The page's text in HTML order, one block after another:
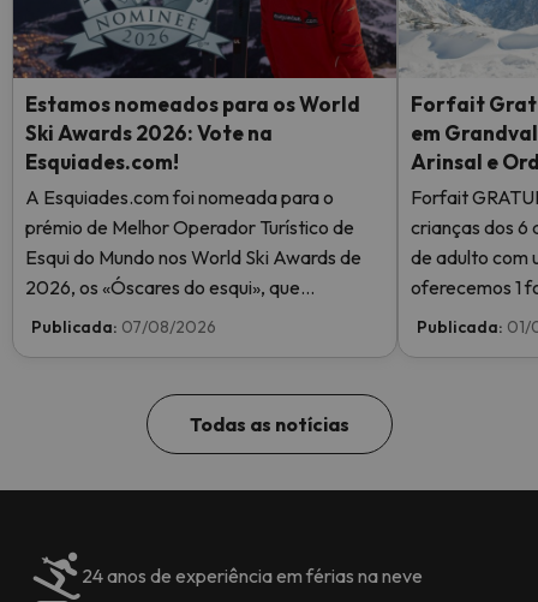
Estamos nomeados para os World
Ski Awards 2026: Vote na
Esquiades.com!
A Esquiades.com foi nomeada para o
prémio de Melhor Operador Turístico de
Esqui do Mundo nos World Ski Awards de
2026, os «Óscares do esqui», que
reconhecem a excelência na indústria do
Publicada: 07/08/2026
Forfait
em
Arinsal e
Forfait
crianças dos 6
de adulto com
oferecemos 1
Publicada: 01/
Todas as notícias
24 anos de experiência em férias na neve